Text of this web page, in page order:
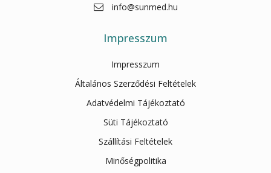
info@sunmed.hu
Impresszum
Impresszum
Általános Szerződési Feltételek
Adatvédelmi Tájékoztató
Süti Tájékoztató
Szállítási Feltételek
Minőségpolitika